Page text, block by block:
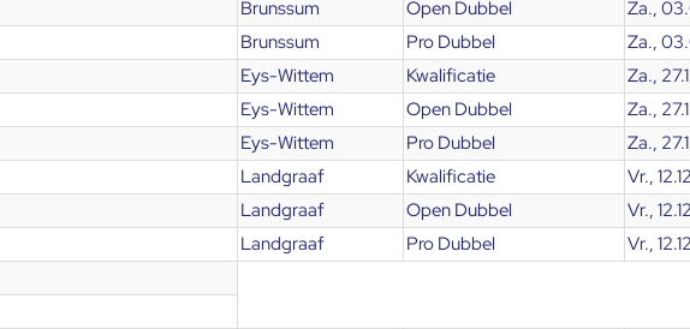
Brunssum Open Dubbel Za.,
Brunssum Pro Dubbel Za.,
Eys-Wittem Kwalificatie Za.,
Eys-Wittem Open Dubbel Za.,
Eys-Wittem Pro Dubbel Za.,
Landgraaf Kwalificatie Vr.,
Landgraaf Open Dubbel Vr.,
Landgraaf Pro Dubbel Vr.,